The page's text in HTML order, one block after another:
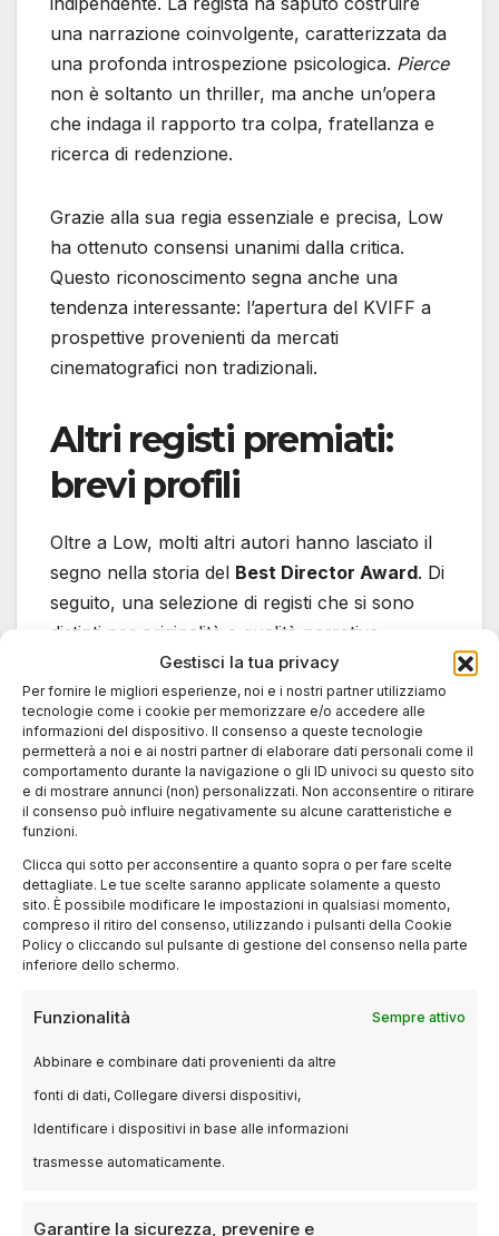
Gestisci la tua privacy
Per fornire le migliori esperienze, noi e i nostri partner utilizziamo
tecnologie come i cookie per memorizzare e/o accedere alle
informazioni del dispositivo. Il consenso a queste tecnologie
permetterà a noi e ai nostri partner di elaborare dati personali come il
comportamento durante la navigazione o gli ID univoci su questo sito
e di mostrare annunci (non) personalizzati. Non acconsentire o ritirare
il consenso può influire negativamente su alcune caratteristiche e
funzioni.
Clicca qui sotto per acconsentire a quanto sopra o per fare scelte
dettagliate. Le tue scelte saranno applicate solamente a questo
sito. È possibile modificare le impostazioni in qualsiasi momento,
compreso il ritiro del consenso, utilizzando i pulsanti della Cookie
Policy o cliccando sul pulsante di gestione del consenso nella parte
inferiore dello schermo.
Funzionalità Sempre attivo
Abbinare e combinare dati provenienti da altre
fonti di dati, Collegare diversi dispositivi,
Identificare i dispositivi in base alle informazioni
trasmesse automaticamente.
Garantire la sicurezza, prevenire e
una narrazione coinvolgente, caratterizzata da
una profonda introspezione psicologica. Pierce
non è soltanto un thriller, ma anche un’opera
che indaga il rapporto tra colpa, fratellanza e
ricerca di redenzione.
Grazie alla sua regia essenziale e precisa, Low
ha ottenuto consensi unanimi dalla critica.
Questo riconoscimento segna anche una
tendenza interessante: l’apertura del KVIFF a
prospettive provenienti da mercati
cinematografici non tradizionali.
Altri registi premiati:
brevi profili
Oltre a Low, molti altri autori hanno lasciato il
segno nella storia del Best Director Award. Di
seguito, una selezione di registi che si sono
distinti per originalità e qualità narrativa.
Peter Bebjak(The Line, 2017): regista
slovacco, ha esplorato tematiche legate
alla criminalità transfrontaliera e alla
corruzione.
Damjan Kozole(Nightlife, 2016): regista
realistico e tagliente ai drammi urbani
contemporanei.
György Pálfi(Free Fall, 2014): autore
ungherese celebre per il suo stile visivo
convenzionali.
Ognuno di questi registi ha saputo imprimere al
proprio lavoro una cifra stilistica riconoscibile,
portando innovazione e profondità nel cinema
europeo e internazionale.